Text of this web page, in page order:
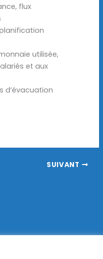
flux
utilisée,
et aux
d’évacuation
SUIVANT